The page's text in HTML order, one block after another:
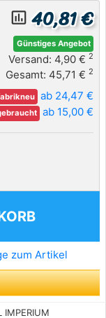
insert_chart_outlined 40,81 €
Günstiges Angebot
Versand: 4,90 € 2
Gesamt: 45,71 € 2
ab 24,47 €
ab 15,00 €
zum Artikel
IMPERIUM